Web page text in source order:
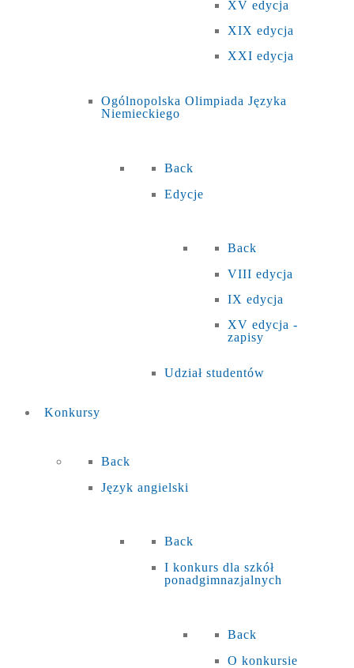
XV edycja
XIX edycja
XXI edycja
Ogólnopolska Olimpiada Języka
Niemieckiego
Back
Edycje
Back
VIII edycja
IX edycja
XV edycja -
zapisy
Udział studentów
Konkursy
Back
Język angielski
Back
I konkurs dla szkół
ponadgimnazjalnych
Back
O konkursie